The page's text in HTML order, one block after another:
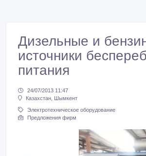
Дизельные и
источники
питания
24/07/2013 11:47
Казахстан, Шымкент
Электротехническое оборудование
Предложения фирм